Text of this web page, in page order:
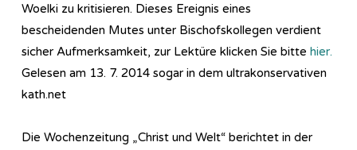
Woelki zu kritisieren. Dieses Ereignis eines
bescheidenden Mutes unter Bischofskollegen verdient
sicher Aufmerksamkeit, zur Lektüre klicken Sie bitte hier.
Gelesen am 13. 7. 2014 sogar in dem ultrakonservativen
kath.net
Die Wochenzeitung „Christ und Welt“ berichtet in der